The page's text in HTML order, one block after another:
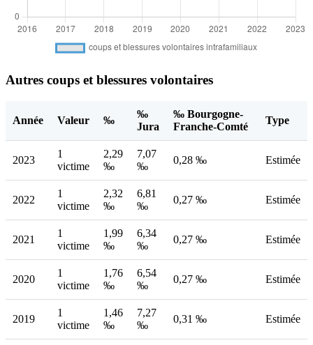
Autres coups et blessures volontaires
Année Valeur ‰
‰
Jura
‰ Bourgogne-
Franche-Comté
Type
2023
1
victime
2,29
‰
7,07
‰
0,28 ‰ Estimée
2022
1
victime
2,32
‰
6,81
‰
0,27 ‰ Estimée
2021
1
victime
1,99
‰
6,34
‰
0,27 ‰ Estimée
2020
1
victime
1,76
‰
6,54
‰
0,27 ‰ Estimée
2019
1
victime
1,46
‰
7,27
‰
0,31 ‰ Estimée